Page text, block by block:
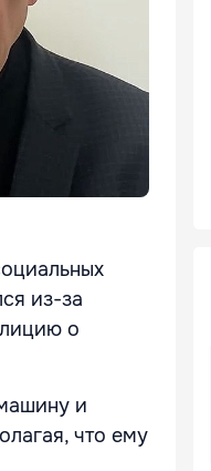
из-за
о
и
что ему